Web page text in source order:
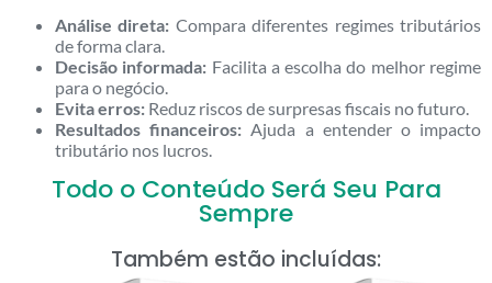
Análise direta: Compara diferentes regimes tributários
de forma clara.
Decisão informada: Facilita a escolha do melhor regime
para o negócio.
Evita erros: Reduz riscos de surpresas fiscais no futuro.
Resultados financeiros: Ajuda a entender o impacto
tributário nos lucros.
Todo o Conteúdo Será Seu Para
Sempre
Também estão incluídas: